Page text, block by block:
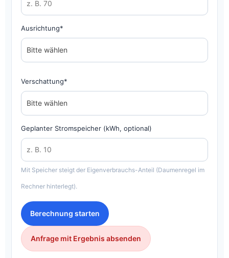
Ausrichtung*
Verschattung*
Geplanter Stromspeicher (kWh, optional)
Mit Speicher steigt der Eigenverbrauchs-Anteil (Daumenregel im
Rechner hinterlegt).
Berechnung starten
Anfrage mit Ergebnis absenden